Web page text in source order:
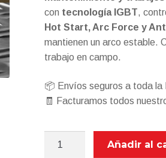
con tecnología IGBT,
Hot Start, Arc Force y
mantienen un arco estable.
trabajo en campo.
📦 Envíos seguros a toda la
🧾 Facturamos todos
Añadir al